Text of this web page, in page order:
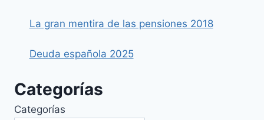
La gran mentira de las pensiones 2018
Deuda española 2025
Categorías
Categorías